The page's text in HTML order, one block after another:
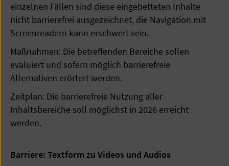
einzelnen Fällen sind diese eingebetteten Inhalte
nicht barrierefrei ausgezeichnet, die Navigation mit
Screenreadern kann erschwert sein.
Maßnahmen: Die betreffenden Bereiche sollen
evaluiert und sofern möglich barrierefreie
Alternativen erörtert werden.
Zeitplan: Die barrierefreie Nutzung aller
Inhaltsbereiche soll möglichst in 2026 erreicht
werden.
Barriere: Textform zu Videos und Audios